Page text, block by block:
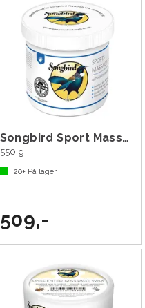
Songbird Sport Massage Wax
550 g
20+På lager
509,-